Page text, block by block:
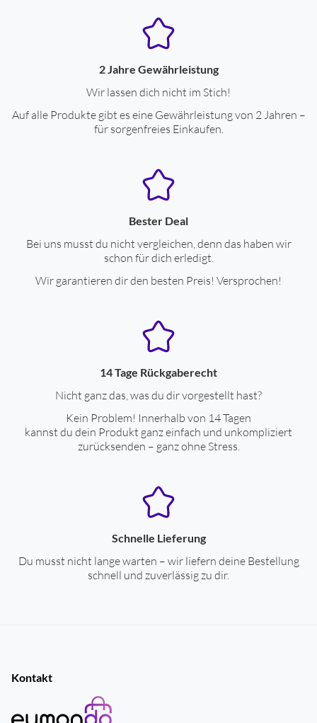
2 Jahre Gewährleistung
Wir lassen dich nicht im Stich!
Auf alle Produkte gibt es eine Gewährleistung von 2 Jahren –
für sorgenfreies Einkaufen.
Bester Deal
Bei uns musst du nicht vergleichen, denn das haben wir
schon für dich erledigt.
Wir garantieren dir den besten Preis! Versprochen!
14 Tage Rückgaberecht
Nicht ganz das, was du dir vorgestellt hast?
Kein Problem! Innerhalb von 14 Tagen
kannst du dein Produkt ganz einfach und unkompliziert
zurücksenden – ganz ohne Stress.
Schnelle Lieferung
Du musst nicht lange warten – wir liefern deine Bestellung
schnell und zuverlässig zu dir.
Kontakt